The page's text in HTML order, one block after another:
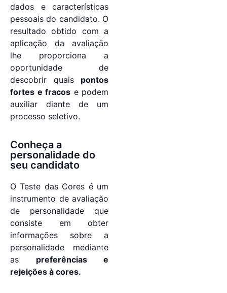
dados e características
pessoais do candidato. O
resultado obtido com a
aplicação da avaliação
lhe proporciona a
oportunidade de
descobrir quais pontos
fortes e fracos e podem
auxiliar diante de um
processo seletivo.
Conheça a
personalidade do
seu candidato
O Teste das Cores é um
instrumento de avaliação
de personalidade que
consiste em obter
informações sobre a
personalidade mediante
as preferências e
rejeições à cores.